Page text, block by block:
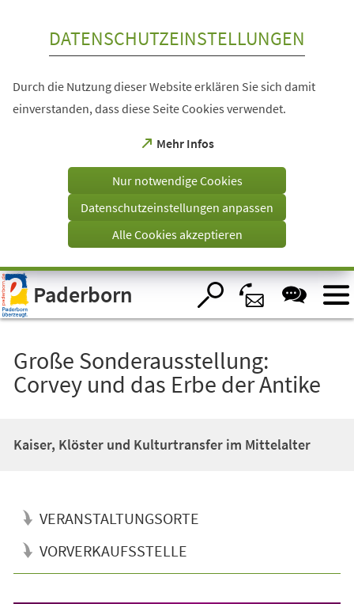
Visuelle
Assistenzsoftware
öffnen.
DATENSCHUTZEINSTELLUNGEN
Durch die Nutzung dieser Website erklären Sie sich damit
einverstanden, dass diese Seite Cookies verwendet.
Mehr Infos
(Öffnet
einem
Tab)
Nur notwendige Cookies
Datenschutzeinstellungen anpassen
Alle Cookies akzeptieren
Paderborn
Große Sonderausstellung:
Corvey und das Erbe der Antike
Kaiser, Klöster und Kulturtransfer im Mittelalter
VERANSTALTUNGSORTE
VORVERKAUFSSTELLE